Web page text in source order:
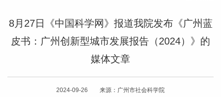
8月27日《中国科学网》报道我院发布《广州蓝
皮书：广州创新型城市发展报告（2024）》的
媒体文章
2024-09-26 来源：广州市社会科学院